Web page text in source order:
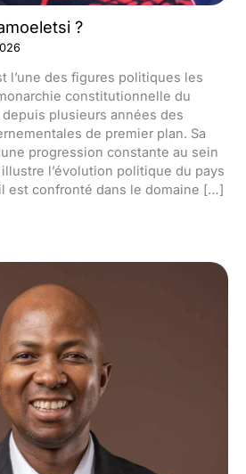
?
l’une des figures politiques les
constitutionnelle du
plusieurs années des
de premier plan. Sa
progression constante au sein
l’évolution politique du pays
est confronté dans le domaine […]